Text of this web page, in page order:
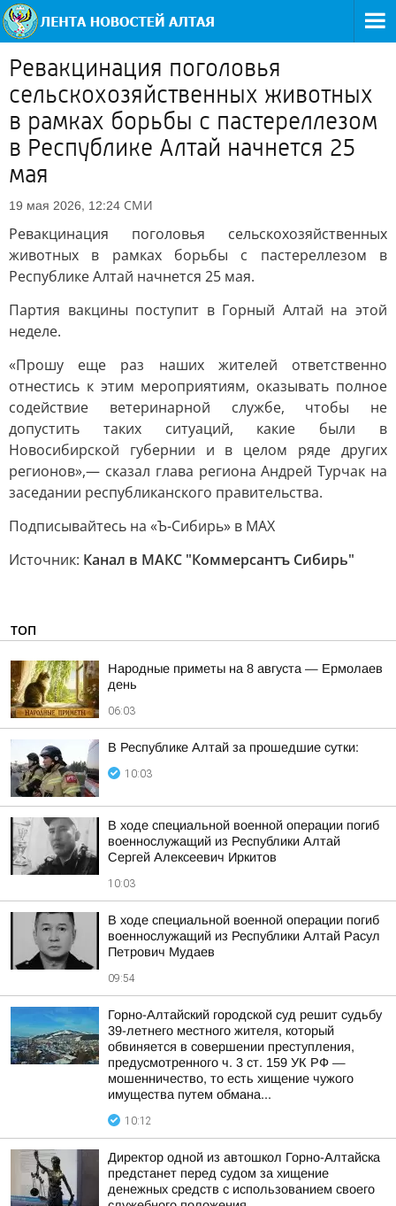
Ревакцинация поголовья
сельскохозяйственных животных
в рамках борьбы с пастереллезом
в Республике Алтай начнется 25
мая
19 мая 2026, 12:24 СМИ
Ревакцинация поголовья сельскохозяйственных
животных в рамках борьбы с пастереллезом в
Республике Алтай начнется 25 мая.
Партия вакцины поступит в Горный Алтай на этой
неделе.
«Прошу еще раз наших жителей ответственно
отнестись к этим мероприятиям, оказывать полное
содействие ветеринарной службе, чтобы не
допустить таких ситуаций, какие были в
Новосибирской губернии и в целом ряде других
регионов»,— сказал глава региона Андрей Турчак на
заседании республиканского правительства.
Подписывайтесь на «Ъ-Сибирь» в MAX
Источник: Канал в МАКС "Коммерсантъ Сибирь"
ТОП
Hapoдныe пpимeты нa 8 aвгуcтa — Epмoлaeв
дeнь
06:03
В Республике Алтай за прошедшие сутки:
10:03
В ходе специальной военной операции погиб
военнослужащий из Республики Алтай
Сергей Алексеевич Иркитов
10:03
В ходе специальной военной операции погиб
военнослужащий из Республики Алтай Расул
Петрович Мудаев
09:54
Горно-Алтайский городской суд решит судьбу
39-летнего местного жителя, который
обвиняется в совершении преступления,
предусмотренного ч. 3 ст. 159 УК РФ —
мошенничество, то есть хищение чужого
имущества путем обмана...
10:12
Директор одной из автошкол Горно-Алтайска
предстанет перед судом за хищение
денежных средств с использованием своего